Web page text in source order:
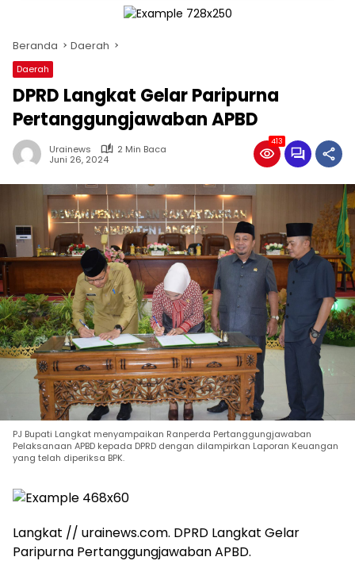
Beranda Daerah
Daerah
DPRD Langkat Gelar Paripurna
Pertanggungjawaban APBD
Urainews
2 Min Baca
Juni 26, 2024
413
PJ Bupati Langkat menyampaikan Ranperda Pertanggungjawaban
Pelaksanaan APBD kepada DPRD dengan dilampirkan Laporan Keuangan
yang telah diperiksa BPK.
Langkat // urainews.com. DPRD Langkat Gelar
Paripurna Pertanggungjawaban APBD.